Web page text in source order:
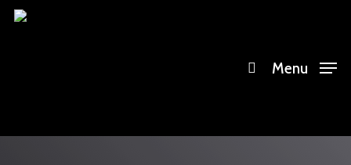
Skip
Menu